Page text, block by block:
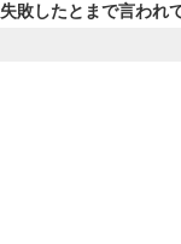
失敗したとまで言われ